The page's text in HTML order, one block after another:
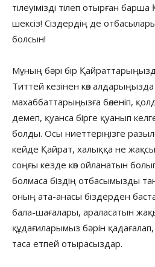
тілеуімізді тілеп отырған
шексіз! Сіздердің де
болсын!
Мұның бәрі бір
Титтей кезінен көз
махаббаттарыңызға бөленіп,
демеп, қуанса бірге қуанып
болды. Осы ниеттеріңізге
кейде Қайрат, халыққа не
соңғы кезде көп ойланатын
болмаса біздің отбасымызды
оның ата-анасы біздерден
бала-шағалары, араласатын
құдағиларымыз бәрін
таса етпей отырасыздар.